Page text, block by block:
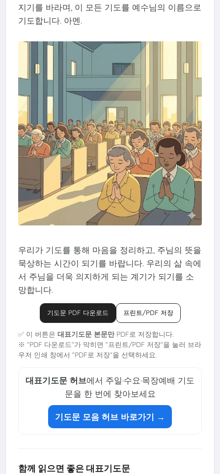
지기를 바라며, 이 모든 기도를 예수님의 이름으로
기도합니다. 아멘.
우리가 기도를 통해 마음을 정리하고, 주님의 뜻을
묵상하는 시간이 되기를 바랍니다. 우리의 삶 속에
서 주님을 더욱 의지하게 되는 계기가 되기를 소
망합니다.
기도문 PDF 다운로드 프린트/PDF 저장
✅ 이 버튼은 대표기도문 본문만PDF로 저장합니다.
※ “PDF 다운로드”가 막히면 “프린트/PDF 저장”을 눌러 브라
우저 인쇄 창에서 “PDF로 저장”을 선택하세요.
대표기도문 허브에서 주일·수요·목장예배 기도
문을 한 번에 찾아보세요
기도문 모음 허브 바로가기 →
함께 읽으면 좋은 대표기도문